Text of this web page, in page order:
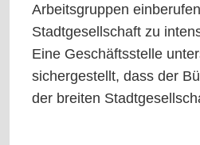
Arbeitsgruppen
Stadtgesellschaft zu
Eine Geschäftsstelle
sichergestellt, dass der
der breiten